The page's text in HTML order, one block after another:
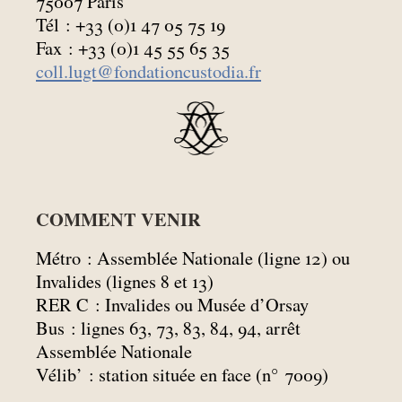
Tél : +33 (0)1 47 05 75 19
Fax : +33 (0)1 45 55 65 35
coll.lugt@fondationcustodia.fr
COMMENT VENIR
Métro : Assemblée Nationale (ligne 12) ou
Invalides (lignes 8 et 13)
RER C : Invalides ou Musée d’Orsay
Bus : lignes 63, 73, 83, 84, 94, arrêt
Assemblée Nationale
Vélib’ : station située en face (n° 7009)